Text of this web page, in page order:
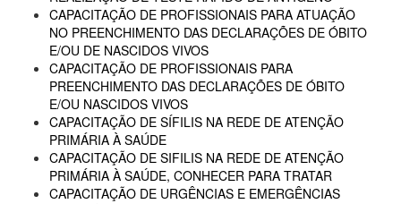
CAPACITAÇÃO DE PROFISSIONAIS PARA ATUAÇÃO
NO PREENCHIMENTO DAS DECLARAÇÕES DE ÓBITO
E/OU DE NASCIDOS VIVOS
CAPACITAÇÃO DE PROFISSIONAIS PARA
PREENCHIMENTO DAS DECLARAÇÕES DE ÓBITO
E/OU NASCIDOS VIVOS
CAPACITAÇÃO DE SÍFILIS NA REDE DE ATENÇÃO
PRIMÁRIA À SAÚDE
CAPACITAÇÃO DE SIFILIS NA REDE DE ATENÇÃO
PRIMÁRIA À SAÚDE, CONHECER PARA TRATAR
CAPACITAÇÃO DE URGÊNCIAS E EMERGÊNCIAS